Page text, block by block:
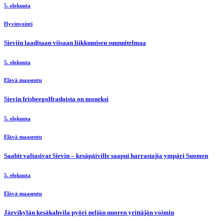
5. elokuuta
Hyvinvointi
Sieviin laaditaan viisaan liikkumisen suunnitelmaa
5. elokuuta
Elävä maaseutu
Sievin frisbeegolfradoista on moneksi
5. elokuuta
Elävä maaseutu
Saabit valtasivat Sievin – kesäpäiville saapui harrastajia ympäri Suomen
5. elokuuta
Elävä maaseutu
Järvikylän kesäkahvila pyöri neljän nuoren yrittäjän voimin